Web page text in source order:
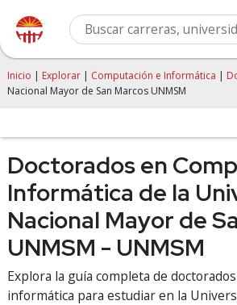
Inicio | Explorar | Computación e Informática |
Nacional Mayor de San Marcos UNMSM
Doctorados en
Informática de la
Nacional Mayor de
UNMSM - UNMSM
Explora la guía completa de
informática para estudiar en la